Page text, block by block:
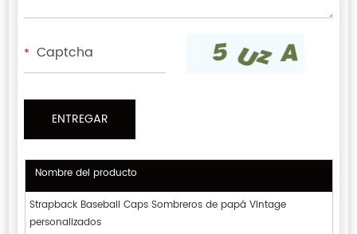
*
Nombre del producto
Strapback Baseball Caps Sombreros de papá Vintage
personalizados